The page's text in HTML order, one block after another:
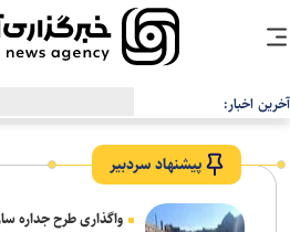
آخرین اخبار:
پیشنهاد سردبیر
واگذاری طرح جداره